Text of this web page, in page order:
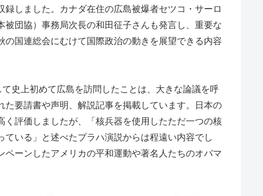
しました。カナダ在住の広島被爆者セツコ・サーロ
団協）事務局次長の和田征子さんも発言し、重要な
国連総会にむけて国際政治の動きを展望できる内容
史上初めて広島を訪問したことは、大きな論議を呼
要請書や声明、解説記事を掲載しています。日本の
く評価しましたが、「核兵器を使用したただ一つの核
いる」と述べたプラハ演説からは程遠い内容でし
ーンしたアメリカの平和運動や著名人たちのオバマ